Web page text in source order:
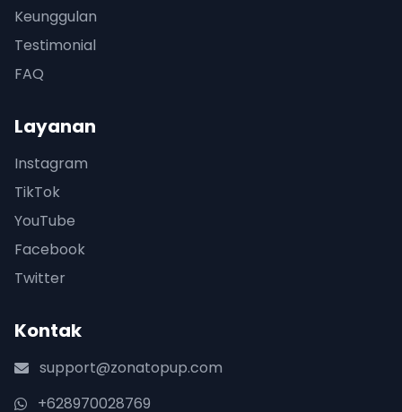
Keunggulan
Testimonial
FAQ
Layanan
Instagram
TikTok
YouTube
Facebook
Twitter
Kontak
support@zonatopup.com
+628970028769